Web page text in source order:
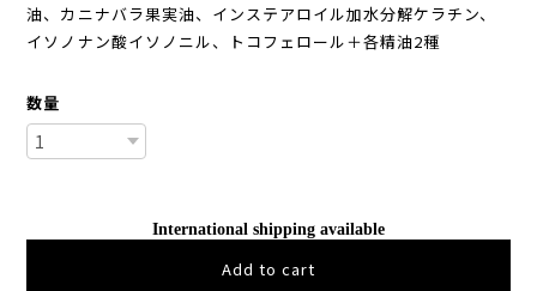
油、カニナバラ果実油、インステアロイル加水分解ケラチン、
イソノナン酸イソノニル、トコフェロール＋各精油2種
数量
International shipping available
Add to cart